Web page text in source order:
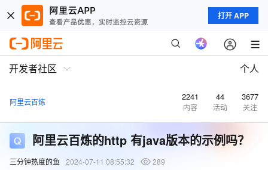
打开 APP
开发者社区 个人
阿里云百炼 2241
内容
44
活动
3677
关注
阿里云百炼的http 有java版本的示例吗？
三分钟热度的鱼 2024-07-11 08:55:32
289